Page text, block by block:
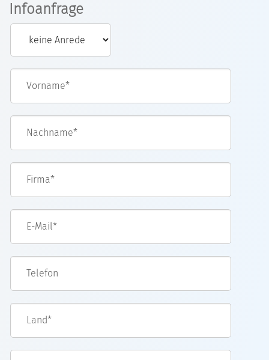
Infoanfrage
Vorname*
Nachname*
Firma*
E-Mail*
Telefon
Land*